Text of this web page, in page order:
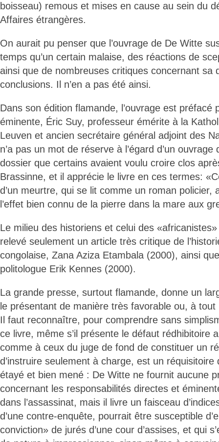
boisseau) remous et mises en cause au sein du
Affaires étrangères.
On aurait pu penser que l’ouvrage de De Witte
temps qu’un certain malaise, des réactions de
ainsi que de nombreuses critiques concernant sa
conclusions. Il n’en a pas été ainsi.
Dans son édition flamande, l’ouvrage est préfacé
éminente, Éric Suy, professeur émérite à la
Leuven et ancien secrétaire général adjoint des
n’a pas un mot de réserve à l’égard d’un
dossier que certains avaient voulu croire clos
Brassinne, et il apprécie le livre en ces termes:
d’un meurtre, qui se lit comme un roman policier,
l’effet bien connu de la pierre dans la mare aux
Le milieu des historiens et celui des
relevé seulement un article très critique de
congolaise, Zana Aziza Etambala (2000), ainsi
politologue Erik Kennes (2000).
La grande presse, surtout flamande, donne un
le présentant de manière très favorable ou, à
Il faut reconnaître, pour comprendre sans
ce livre, même s’il présente le défaut rédhibitoire
comme à ceux du juge de fond de constituer un
d’instruire seulement à charge, est un réquisitoire
étayé et bien mené : De Witte ne fournit aucune
concernant les responsabilités directes et
dans l’assassinat, mais il livre un faisceau
d’une contre-enquête, pourrait être susceptible
conviction» de jurés d’une cour d’assises, et qui